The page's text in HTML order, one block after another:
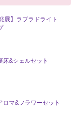
展】ラブラドライト
床&シェルセット
ロマ&フラワーセット